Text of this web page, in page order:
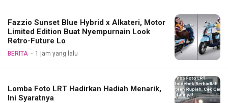
Fazzio Sunset Blue Hybrid x Alkateri, Motor
Limited Edition Buat Nyempurnain Look
Retro-Future Lo
BERITA 1 jam yang lalu
Lomba Foto LRT Hadirkan Hadiah Menarik,
Ini Syaratnya